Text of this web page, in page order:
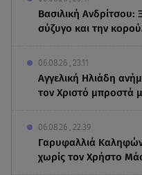
Βασιλική Ανδρίτσου:
σύζυγο και την
06.08.26 , 23:11
Αγγελική Ηλιάδη
τον Χριστό μπροστά
06.08.26 , 22:39
Γαρυφαλλιά
χωρίς τον Χρήστο